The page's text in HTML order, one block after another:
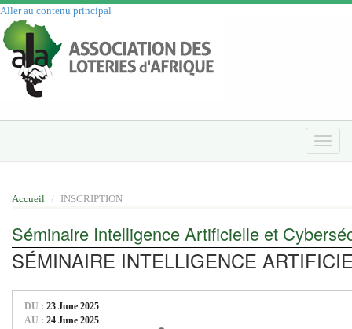
Aller au contenu principal
Toggle
Accueil INSCRIPTION
Séminaire Intelligence Artificielle et
SÉMINAIRE INTELLIGENCE
DU : 23 June 2025
AU : 24 June 2025